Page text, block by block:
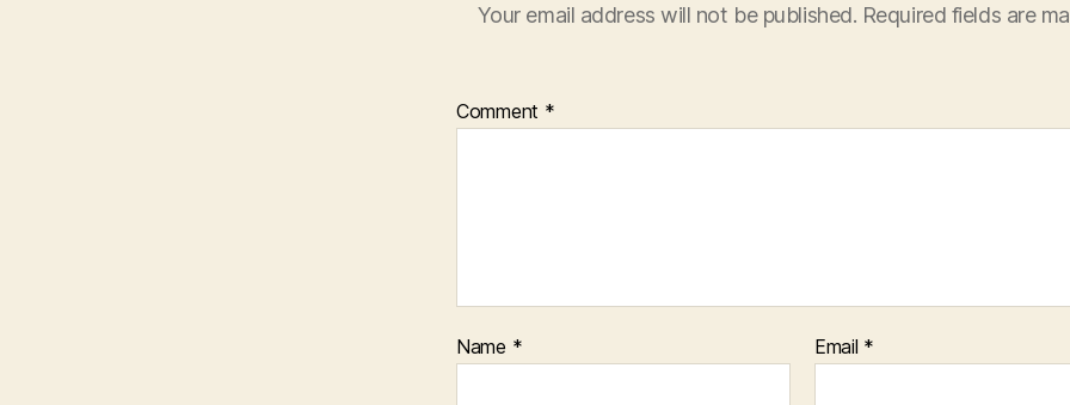
Your email address will not be published. Required fields are
Comment *
Name * Email *